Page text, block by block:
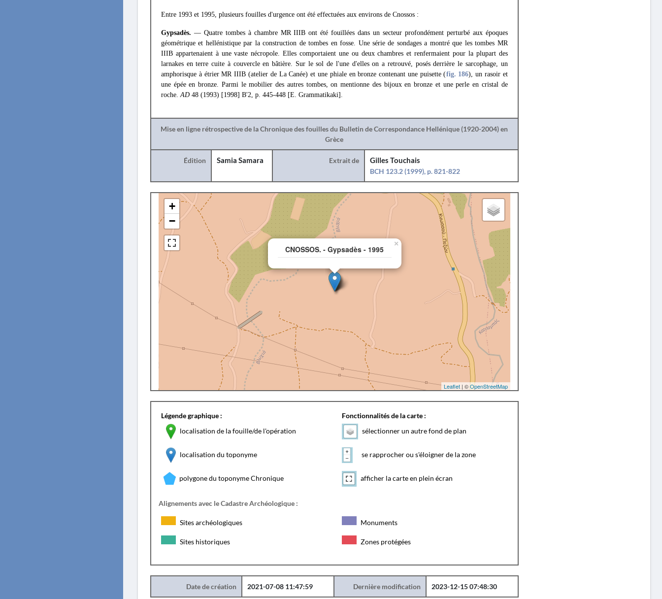
Entre 1993 et 1995, plusieurs fouilles d'urgence ont été effectuées aux environs de Cnossos :
Gypsadès. — Quatre tombes à chambre MR IIIB ont été fouillées dans un secteur profondément perturbé aux époques
géométrique et hellénistique par la construction de tombes en fosse. Une série de sondages a montré que les tombes MR
IIIB appartenaient à une vaste nécropole. Elles comportaient une ou deux chambres et renfermaient pour la plupart des
larnakes en terre cuite à couvercle en bâtière. Sur le sol de l'une d'elles on a retrouvé, posés derrière le sarcophage, un
amphorisque à étrier MR IIIB (atelier de La Canée) et une phiale en bronze contenant une puisette (fig. 186), un rasoir et
une épée en bronze. Parmi le mobilier des autres tombes, on mentionne des bijoux en bronze et une perle en cristal de
roche.AD 48 (1993) [1998] B'2, p. 445-448 [E. Grammatikaki].
Mise en ligne rétrospective de la Chronique des fouilles du Bulletin de Correspondance Hellénique (1920-2004) en
Grèce
Édition Samia Samara Extrait de
Gilles Touchais
BCH 123.2 (1999), p. 821-822
CNOSSOS. - Gypsadès - 1995
×
+
−
Leaflet| ©OpenStreetMap
Légende graphique :
localisation de la fouille/de l'opération
localisation du toponyme
polygone du toponyme Chronique
Fonctionnalités de la carte :
sélectionner un autre fond de plan
se rapprocher ou s'éloigner de la zone
afficher la carte en plein écran
Alignements avec le Cadastre Archéologique :
Sites archéologiques Monuments
Sites historiques Zones protégées
Date de création 2021-07-08 11:47:59 Dernière modification 2023-12-15 07:48:30